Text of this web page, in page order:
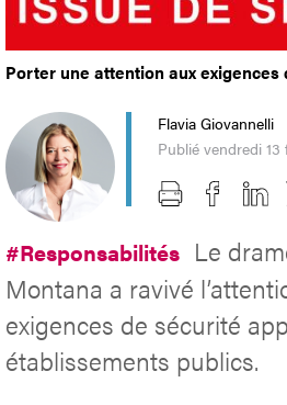
Porter une attention aux exigences
Flavia Giovannelli
Publié vendredi 13
#Responsabilités Le
Montana a ravivé
exigences de sécurité
établissements publics.